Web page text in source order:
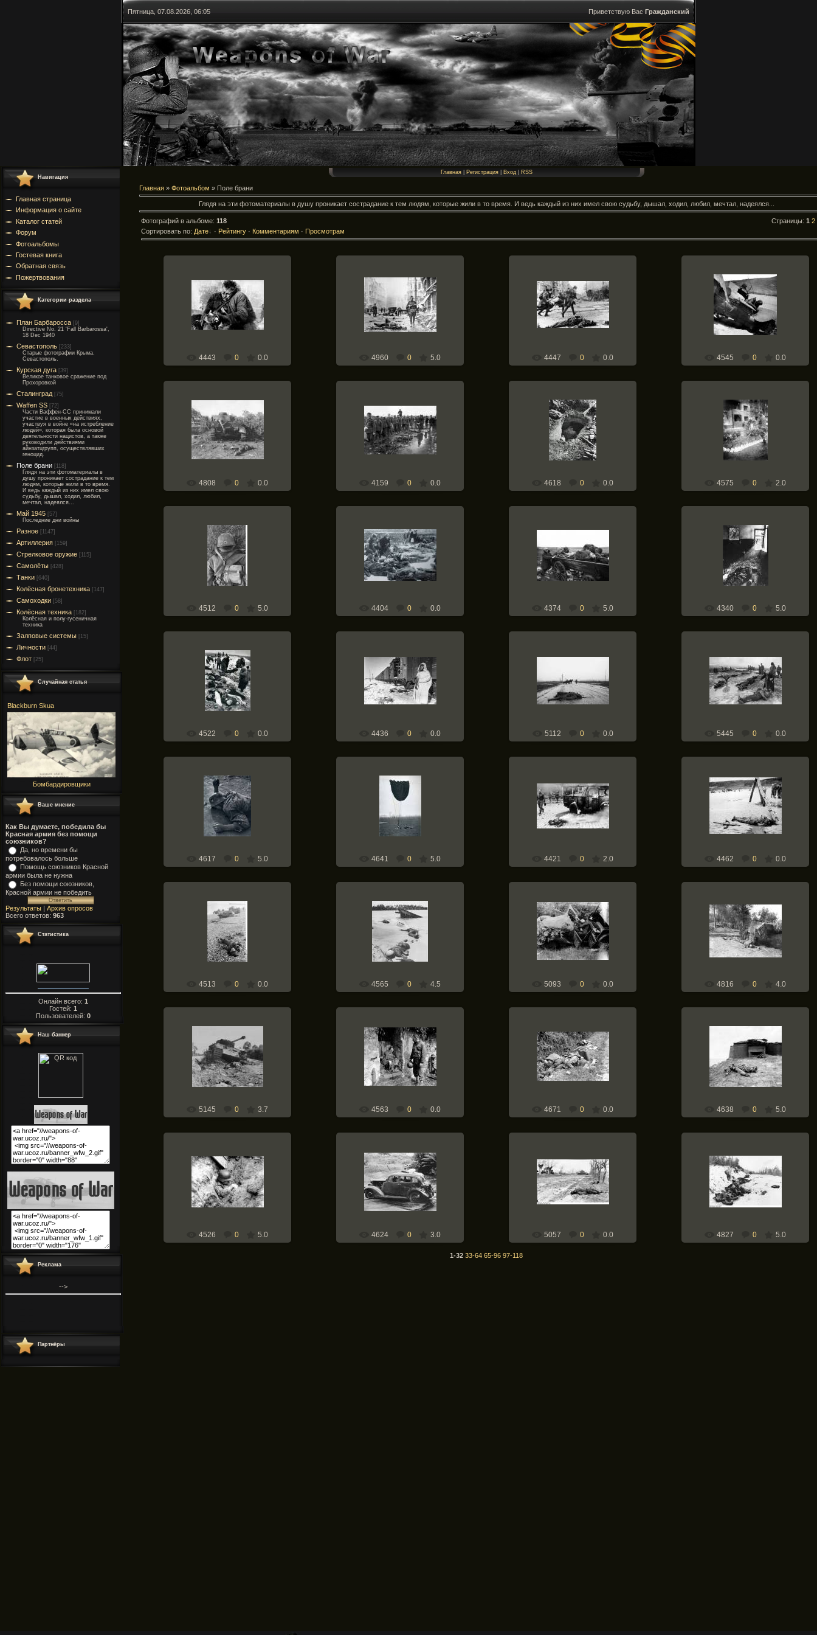
Пятница, 07.08.2026, 06:05 Приветствую Вас Гражданский
Навигация
Главная страница
Информация о сайте
Каталог статей
Форум
Фотоальбомы
Гостевая книга
Обратная связь
Пожертвования
Категории раздела
План Барбаросса [9]
Directive No. 21 'Fall Barbarossa',
18 Dec 1940
Севастополь [233]
Старые фотографии Крыма.
Севастополь.
Курская дуга [39]
Великое танковое сражение под
Прохоровкой
Сталинград [75]
Waffen SS [72]
Части Ваффен-СС принимали
участие в военных действиях,
участвуя в войне «на истребление
людей», которая была основой
деятельности нацистов, а также
руководили действиями
айнзатцгрупп, осуществлявших
геноцид.
Поле брани
[118]
Глядя на эти фотоматериалы в
душу проникает сострадание к тем
людям, которые жили в то время.
И ведь каждый из них имел свою
судьбу, дышал, ходил, любил,
мечтал, надеялся...
Май 1945 [57]
Последние дни войны
Разное [1147]
Артиллерия [159]
Стрелковое оружие [115]
Самолёты [428]
Танки [640]
Колёсная бронетехника [147]
Самоходки [58]
Колёсная техника
[182]
Колёсная и полу-гусеничная
техника
Залповые системы [15]
Личности [44]
Флот [25]
Случайная статья
Blackburn Skua
Бомбардировщики
Ваше мнение
Как Вы думаете, победила бы
Красная армия без помощи
союзников?
Да, но времени бы
потребовалось больше
Помощь союзников Красной
армии была не нужна
Без помощи союзников,
Красной армии не победить
Результаты | Архив опросов
Всего ответов: 963
Статистика
Онлайн всего: 1
Гостей: 1
Пользователей: 0
Наш баннер
Реклама
-->
This feature is for Premium users only!
This feature is for Premium users only!
"This feature is for Premium users
Партнёры
Главная| Регистрация| Вход| RSS
Главная » Фотоальбом » Поле брани
Глядя на эти фотоматериалы в душу проникает сострадание к тем людям, которые жили в то время. И ведь каждый из них имел свою судьбу, дышал, ходил, любил, мечтал, надеялся...
Фотографий в альбоме: 118 Страницы: 1 2
Сортировать по: Дате · Рейтингу · Комментариям · Просмотрам
05.10.2011
Убитый мальчик Витя Черевичкин
с голубем в руках. Ростов-на-
Дону
Weapons-of-War
4443 0 0.0
Советский солдат идет мимо
убитого гауптштурмффюрера
СС в Берлине на перекрестке
Шоссештрассе и
Ораниенбургерштрассе....
4960 0 5.0
05.10.2011
Советские солдаты бегут к
новой позиции в бою в Берлине. На
переднем плане убитый немецкий
сержант из RAD (Reichs Arb...
4447 0 0.0
05.10.2011
Сгоревший советский легкий
танк БТ-7, из которого так и не
успел выбраться механик-
водитель
Weapons-of-War
4545 0 0.0
05.10.2011
Сгоревшие немецкие танкисты и
танк Pz.Kpfw. IV
Weapons-of-War
4808 0 0.0
05.10.2011
Немецких военнопленных
проводят по концлагерю Майданек
в Польше мимо останков узников.
1944
Weapons-of-War
4159 0 0.0
05.10.2011
Красноармеец, погибший в своем
окопе. 1941
Weapons-of-War
4618 0 0.0
05.10.2011
Иван Александрович Кичигин на
могиле друга Григория
Афанасьевича Козлова в Берлине
в начале мая 1945-го года
Weapons-of-War
4575 0 2.0
15.09.2010
Weapons-of-War
4512 0 5.0
09.09.2010
Советские военнопленные,
убитые немцами накануне сдачи
Ростова-на-Дону, февраль 1943 г.
Weapons-of-War
4404 0 0.0
09.09.2010
Weapons-of-War
4374 0 5.0
09.09.2010
Weapons-of-War
4340 0 5.0
09.09.2010
Weapons-of-War
4522 0 0.0
09.09.2010
Weapons-of-War
4436 0 0.0
09.09.2010
Weapons-of-War
5112 0 0.0
09.09.2010
Weapons-of-War
5445 0 0.0
30.08.2010
Weapons-of-War
4617 0 5.0
30.08.2010
Weapons-of-War
4641 0 5.0
30.08.2010
Weapons-of-War
4421 0 2.0
30.08.2010
Weapons-of-War
4462 0 0.0
18.05.2010
Dead Canadian soldier on the beach
after the failed raid on Dieppe,
France, Aug 1942; note Daimler
Scout Car and Chur...
Weapons-of-War
4513 0 0.0
12.05.2010
Weapons-of-War
4565 0 4.5
12.05.2010
Weapons-of-War
5093 0 0.0
12.05.2010
Weapons-of-War
4816 0 4.0
12.05.2010
Weapons-of-War
5145 0 3.7
12.05.2010
Weapons-of-War
4563 0 0.0
12.05.2010
Weapons-of-War
4671 0 0.0
12.05.2010
Weapons-of-War
4638 0 5.0
12.05.2010
Weapons-of-War
4526 0 5.0
12.05.2010
Weapons-of-War
4624 0 3.0
18.10.2009
Bundesarchiv Bild 183 J28733,
Südpommern, gefallene
Sowjetsoldaten, zerstörte Panzer
Weapons-of-War
5057 0 0.0
18.10.2009
Bundesarchiv Bild 183 J28644,
Ungarn, gefallene Rotarmisten
Weapons-of-War
4827 0 5.0
1-32 33-64 65-96 97-118